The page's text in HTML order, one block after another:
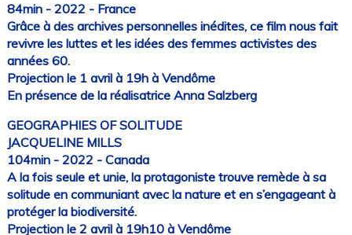
84min - 2022 - France
Grâce à des archives personnelles inédites, ce film nous fait
revivre les luttes et les idées des femmes activistes des
années 60.
Projection le 1 avril à 19h à Vendôme
En présence de la réalisatrice Anna Salzberg
GEOGRAPHIES OF SOLITUDE
JACQUELINE MILLS
104min - 2022 - Canada
A la fois seule et unie, la protagoniste trouve remède à sa
solitude en communiant avec la nature et en s’engageant à
protéger la biodiversité.
Projection le 2 avril à 19h10 à Vendôme